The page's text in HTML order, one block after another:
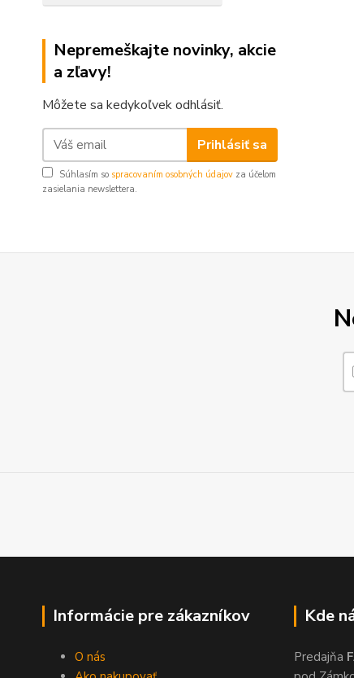
Nepremeškajte novinky, akcie
a zľavy!
Môžete sa kedykoľvek odhlásiť.
Prihlásiť sa
Súhlasím so spracovaním osobných údajov za účelom
zasielania newslettera.
Informácie pre zákazníkov
O nás
Kde
Predajňa